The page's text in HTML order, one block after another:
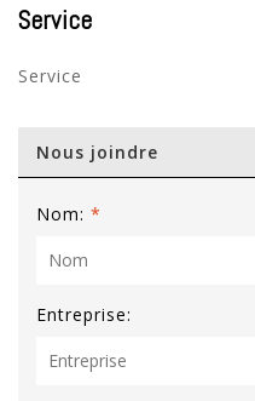
Service
Service
Nous joindre
Nom: *
Entreprise: